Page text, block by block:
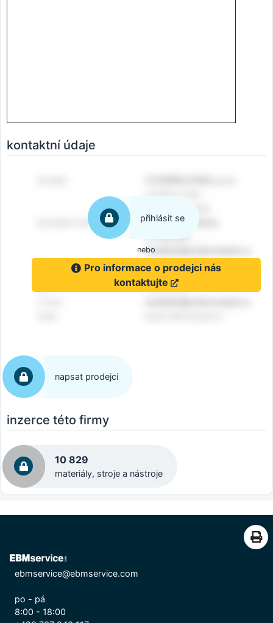
kontaktní údaje
přihlásit se
nebo
Pro informace o prodejci nás
kontaktujte
napsat prodejci
inzerce této firmy
10 829
materiály, stroje a nástroje
ebmservice@ebmservice.com
po - pá
8:00 - 18:00